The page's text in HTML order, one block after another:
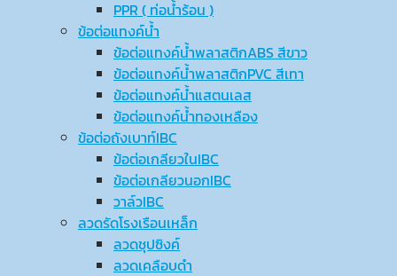
PPR ( ท่อน้ำร้อน )
ข้อต่อแทงค์น้ำ
ข้อต่อแทงค์น้ำพลาสติกABS สีขาว
ข้อต่อแทงค์น้ำพลาสติกPVC สีเทา
ข้อต่อแทงค์น้ำแสตนเลส
ข้อต่อแทงค์น้ำทองเหลือง
ข้อต่อถังเบาท์IBC
ข้อต่อเกลียวในIBC
ข้อต่อเกลียวนอกIBC
วาล์วIBC
ลวดรัดโรงเรือนเหล็ก
ลวดชุปซิงค์
ลวดเคลือบดำ